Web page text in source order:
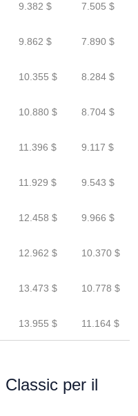
9.382 $ 7.505 $
9.862 $ 7.890 $
10.355 $ 8.284 $
10.880 $ 8.704 $
11.396 $ 9.117 $
11.929 $ 9.543 $
12.458 $ 9.966 $
12.962 $ 10.370 $
13.473 $ 10.778 $
13.955 $ 11.164 $
Classic per il